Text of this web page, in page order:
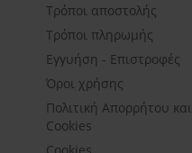
Τρόποι αποστολής
Τρόποι πληρωμής
Εγγυήση - Επιστροφές
Όροι χρήσης
Πολιτική Απορρήτου και
Cookies